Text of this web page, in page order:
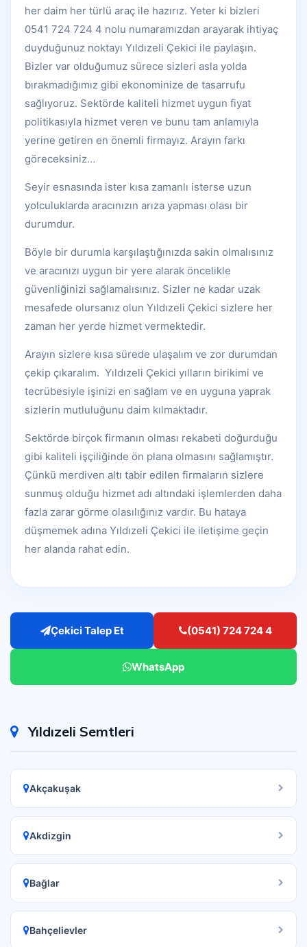
her daim her türlü araç ile hazırız. Yeter ki bizleri
0541 724 724 4 nolu numaramızdan arayarak ihtiyaç
duyduğunuz noktayı Yıldızeli Çekici ile paylaşın.
Bizler var olduğumuz sürece sizleri asla yolda
bırakmadığımız gibi ekonominize de tasarrufu
sağlıyoruz. Sektörde kaliteli hizmet uygun fiyat
politikasıyla hizmet veren ve bunu tam anlamıyla
yerine getiren en önemli firmayız. Arayın farkı
göreceksiniz…
Seyir esnasında ister kısa zamanlı isterse uzun
yolculuklarda aracınızın arıza yapması olası bir
durumdur.
Böyle bir durumla karşılaştığınızda sakin olmalısınız
ve aracınızı uygun bir yere alarak öncelikle
güvenliğinizi sağlamalısınız. Sizler ne kadar uzak
mesafede olursanız olun Yıldızeli Çekici sizlere her
zaman her yerde hizmet vermektedir.
Arayın sizlere kısa sürede ulaşalım ve zor durumdan
çekip çıkaralım. Yıldızeli Çekici yılların birikimi ve
tecrübesiyle işinizi en sağlam ve en uyguna yaprak
sizlerin mutluluğunu daim kılmaktadır.
Sektörde birçok firmanın olması rekabeti doğurduğu
gibi kaliteli işçiliğinde ön plana olmasını sağlamıştır.
Çünkü merdiven altı tabir edilen firmaların sizlere
sunmuş olduğu hizmet adı altındaki işlemlerden daha
fazla zarar görme olasılığınız vardır. Bu hataya
düşmemek adına Yıldızeli Çekici ile iletişime geçin
her alanda rahat edin.
Çekici Talep Et (0541) 724 724 4
WhatsApp
Yıldızeli Semtleri
Akçakuşak
Akdizgin
Bağlar
Bahçelievler